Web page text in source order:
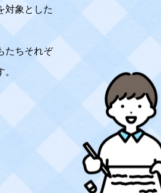
対象とした
たちそれぞ